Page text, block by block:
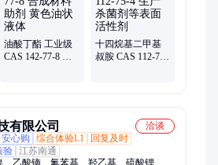
油酸丁酯 工业级
CAS 142-77-8 合
十四烷基二甲基
叔胺 CAS 112-75-
有限公司
洽谈
安心购 综合体验L1
回复及时
验 江苏南通
、乙酸镝、氟苯基、羟乙基、硫酸锂、硫